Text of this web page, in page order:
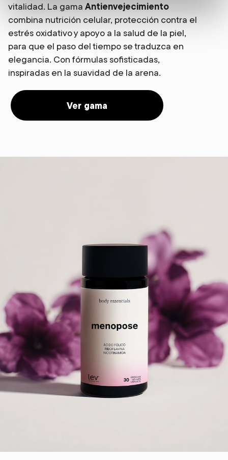
vitalidad. La gama Antienvejecimiento
combina nutrición celular, protección contra el
estrés oxidativo y apoyo a la salud de la piel,
para que el paso del tiempo se traduzca en
elegancia. Con fórmulas sofisticadas,
inspiradas en la suavidad de la arena.
Ver gama